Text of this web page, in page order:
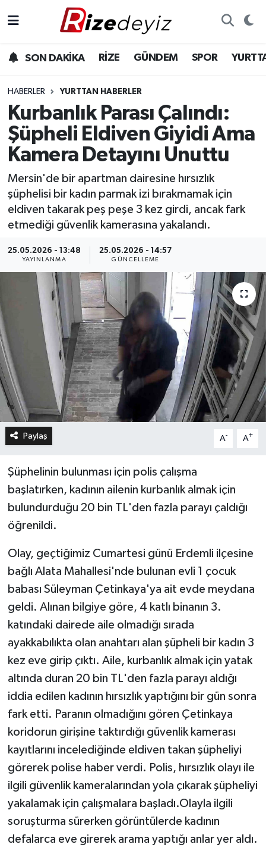
SON DAKİKA RİZE GÜNDEM SPOR
HABERLER YURTTAN HABERLER
Kurbanlık Parası Çalındı:
Şüpheli Eldiven Giyidi Ama
Kamera Detayını Unuttu
Mersin'de bir apartman dairesine hırsızlık
şüphelisi bir kadın parmak izi bırakmamak için
eldiven takarak peş peşe 3 kez girdi, ancak fark
etmediği güvenlik kamerasına yakalandı.
25.05.2026 - 13:48
YAYINLANMA
25.05.2026 - 14:57
GÜNCELLEME
Paylaş A- A+
Şüphelinin bulunması için polis çalışma
başlatırken, kadının ailenin kurbanlık almak için
bulundurduğu 20 bin TL'den fazla parayı çaldığı
öğrenildi.
Olay, geçtiğimiz Cumartesi günü Erdemli ilçesine
bağlı Alata Mahallesi'nde bulunan evli 1 çocuk
babası Süleyman Çetinkaya'ya ait evde meydana
geldi. Alınan bilgiye göre, 4 katlı binanın 3.
katındaki dairede aile olmadığı sırada
ayakkabılıkta olan anahtarı alan şüpheli bir kadın 3
kez eve girip çıktı. Aile, kurbanlık almak için yatak
altında duran 20 bin TL'den fazla parayı aldığı
iddia edilen kadının hırsızlık yaptığını bir gün sonra
fark etti. Paranın olmadığını gören Çetinkaya
koridorun girişine taktırdığı güvenlik kamerası
kayıtlarını incelediğinde eldiven takan şüpheliyi
görerek polise haber verdi. Polis, hırsızlık olayı ile
ilgili güvenlik kameralarından yola çıkarak şüpheliyi
yakalamak için çalışmalara başladı.Olayla ilgili
soruşturma sürerken görüntülerde kadının
defalarca eve girerek arama yaptığı anlar yer aldı.
Gündem
Yurttan Haberler
Ekonomi
Sağlık
Rize Hava Durumu
Rize Trafik Yoğunluk Haritası
Süper Lig Puan Durumu ve Fikstür
Son Dakika Haberleri
Haber Arşivi